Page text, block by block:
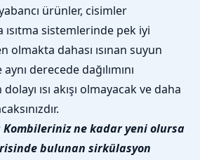
ürünler, cisimler
sistemlerinde pek iyi
olmakta dahası ısınan suyun
derecede dağılımını
ısı akışı olmayacak ve daha
Kombileriniz ne kadar yeni olursa
bulunan sirkülasyon